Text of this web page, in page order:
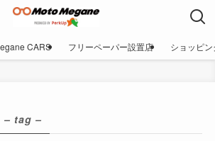
CARS フリーペーパー設置店 ショッピン
– tag –